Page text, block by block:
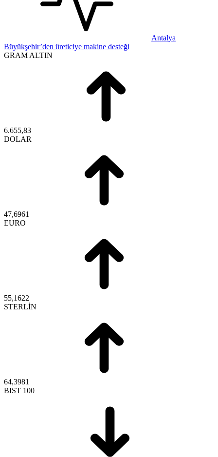
Antalya
Büyükşehir’den üreticiye makine desteği
GRAM ALTIN
6.655,83
DOLAR
47,6961
EURO
55,1622
STERLİN
64,3981
BIST 100